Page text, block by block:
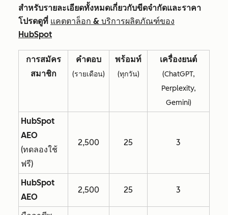
สำหรับรายละเอียดทั้งหมดเกี่ยวกับขีดจำกัดและราคา
โปรดดูที่ แคตตาล็อก & บริการผลิตภัณฑ์ของ
HubSpot
การสมัคร
สมาชิก
คำตอบ
(รายเดือน)
พร้อมท์
(ทุกวัน)
เครื่องยนต์
(ChatGPT,
Perplexity,
Gemini)
HubSpot
AEO
(ทดลองใช้
ฟรี)
2,500 25 3
HubSpot
AEO
2,500 25 3